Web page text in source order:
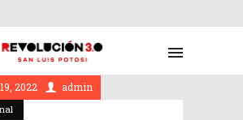
2022 admin